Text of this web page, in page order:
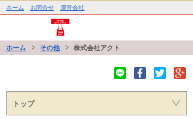
ホーム お問合せ 運営会社
ホーム その他 株式会社アクト
トップ